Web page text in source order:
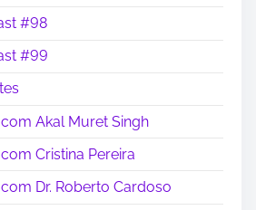
#98
#99
Akal Muret Singh
Cristina Pereira
Dr. Roberto Cardoso